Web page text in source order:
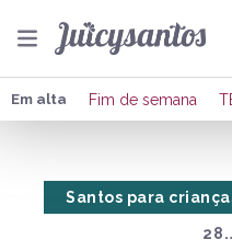
Em alta Fim de semana
Santos para